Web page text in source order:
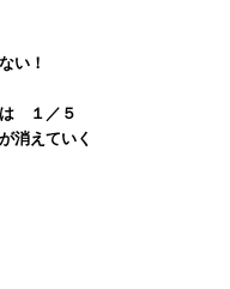
い！
１／５
消えていく